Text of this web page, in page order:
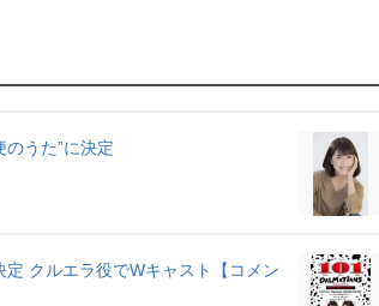
u
うた”に決定
クルエラ役でWキャスト【コメン